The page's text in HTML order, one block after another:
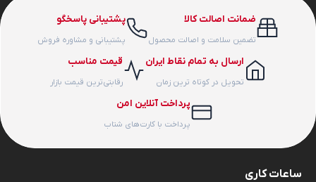
ضمانت اصالت کالا
تضمین سلامت و اصالت محصول
پشتیبانی پاسخگو
پشتیبانی و مشاوره فروش
ارسال به تمام نقاط ایران
تحویل در کوتاه ترین زمان
قیمت مناسب
رقابتی‌ترین قیمت بازار
پرداخت آنلاین امن
پرداخت با کارت‌های شتاب
ساعات کاری